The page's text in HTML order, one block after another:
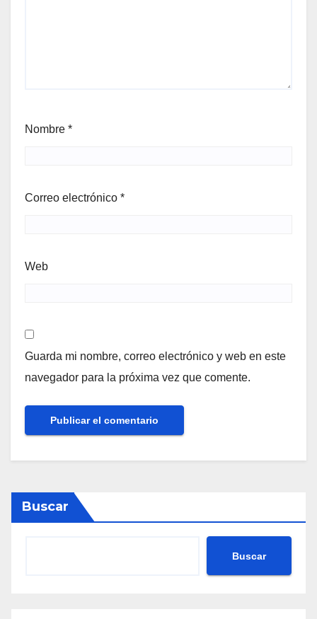
Nombre *
Correo electrónico *
Web
Guarda mi nombre, correo electrónico y web en este
navegador para la próxima vez que comente.
Buscar
Buscar